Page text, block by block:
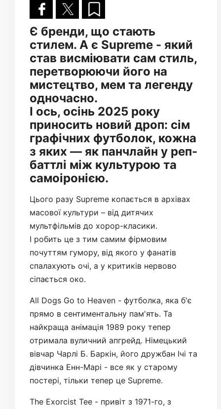
Є бренди, що стають
стилем. А є Supreme - який
став висміювати сам стиль,
перетворюючи його на
мистецтво, мем та легенду
одночасно.
І ось, осінь 2025 року
приносить новий дроп: сім
графічних футболок, кожна
з яких — як панчлайн у реп-
баттлі між культурою та
самоіронією.
Цього разу Supreme копається в архівах
масової культури – від дитячих
мультфільмів до хорор-класики.
І робить це з тим самим фірмовим
почуттям гумору, від якого у фанатів
спалахують очі, а у критиків нервово
сіпається око.
All Dogs Go to Heaven - футболка, яка б'є
прямо в сентиментальну пам'ять. Та
найкраща анімація 1989 року тепер
отримала вуличний апгрейд. Німецький
вівчар Чарлі Б. Баркін, його дружбан Ічі та
дівчинка Енн-Марі - все як у старому
постері, тільки тепер це Supreme.
The Exorcist Tee - привіт з 1971-го, з